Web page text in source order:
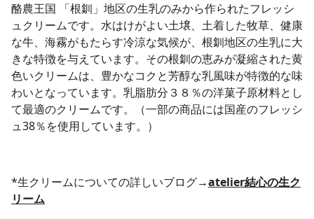
酪農王国 「根釧」地区の生乳のみから作られたフレッシ
ュクリームです。水はけがよい土壌、土着した牧草、健康
な牛、海霧がもたらす冷涼な気候が、根釧地区の生乳に大
きな特徴を与えています。その根釧の恵みが凝縮された黄
色いクリームは、豊かなコクと芳醇な乳風味が特徴的な味
わいとなっています。乳脂肪分３８％の洋菓子原材料とし
て最適のクリームです。（一部の商品には国産のフレッシ
ュ38％を使用しています。）
*生クリームについての詳しいブログ→atelier結心の生ク
リーム